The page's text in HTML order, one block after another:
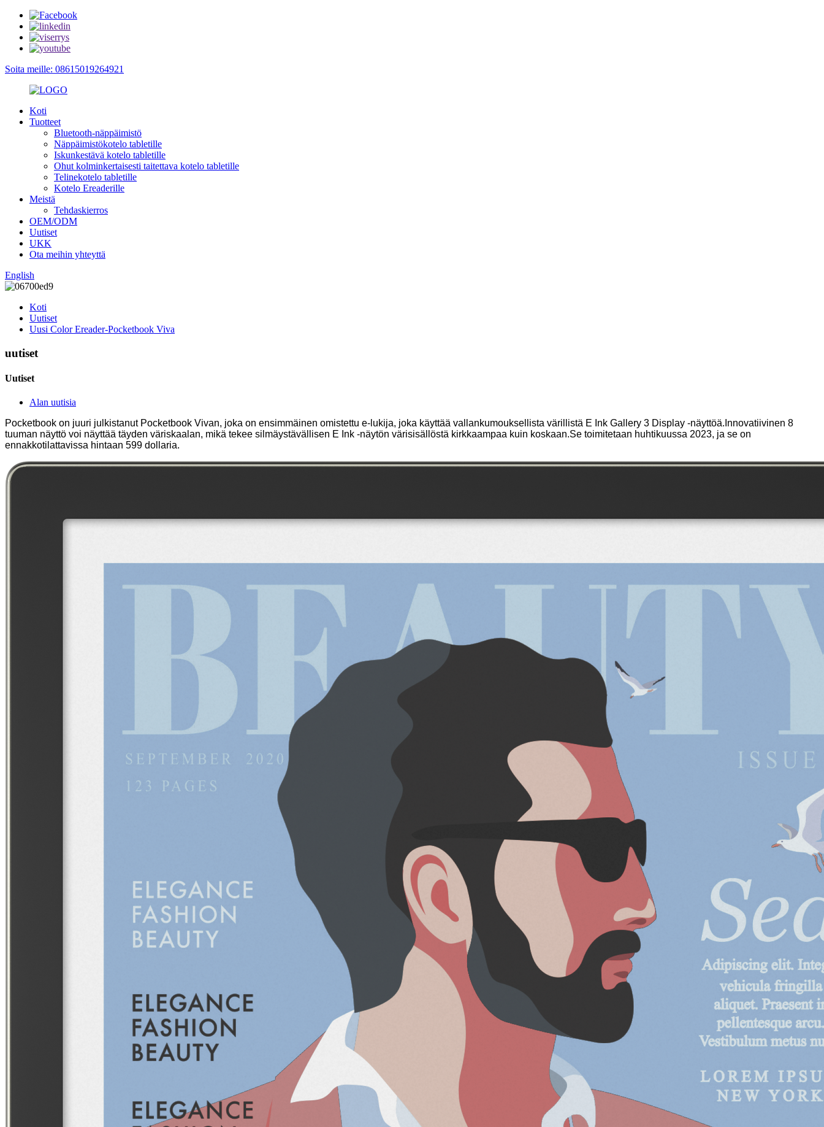
Soita meille: 08615019264921
Koti
Tuotteet
Bluetooth-näppäimistö
Näppäimistökotelo tabletille
Iskunkestävä kotelo tabletille
Ohut kolminkertaisesti taitettava kotelo tabletille
Telinekotelo tabletille
Kotelo Ereaderille
Meistä
Tehdaskierros
OEM/ODM
Uutiset
UKK
Ota meihin yhteyttä
English
Koti
Uutiset
Uusi Color Ereader-Pocketbook Viva
uutiset
Uutiset
Alan uutisia
Pocketbook on juuri julkistanut Pocketbook Vivan, joka on ensimmäinen omistettu e-lukija, joka käyttää vallankumouksellista värillistä E Ink Gallery 3 Display -näyttöä.Innovatiivinen 8
tuuman näyttö voi näyttää täyden väriskaalan, mikä tekee silmäystävällisen E Ink -näytön värisisällöstä kirkkaampaa kuin koskaan.Se toimitetaan huhtikuussa 2023, ja se on
ennakkotilattavissa hintaan 599 dollaria.